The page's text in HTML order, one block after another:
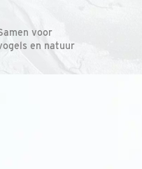
voor
en natuur